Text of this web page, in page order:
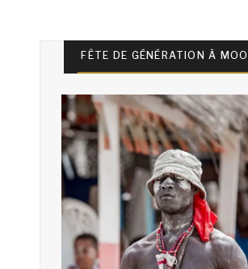
FÊTE DE GÉNÉRATION À